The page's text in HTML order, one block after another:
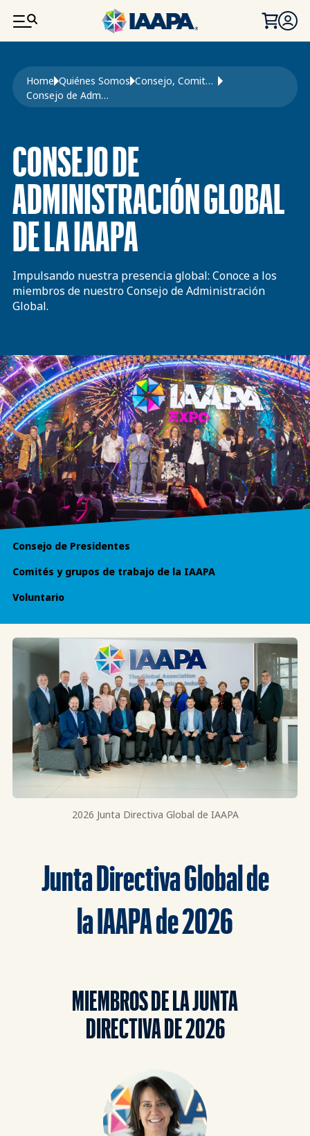
PASAR AL CONTENIDO PRINCIPAL
Ruta de navegación
Home Quiénes Somos
Consejo, Comités y Grupos de Trabajo
Consejo de Administración
CONSEJO DE
ADMINISTRACIÓN GLOBAL
DE LA IAAPA
Impulsando nuestra presencia global: Conoce a los
miembros de nuestro Consejo de Administración
Global.
Consejo de Presidentes
Comités y grupos de trabajo de la IAAPA
Voluntario
2026 Junta Directiva Global de IAAPA
Junta Directiva Global de
la IAAPA de 2026
MIEMBROS DE LA JUNTA
DIRECTIVA DE 2026